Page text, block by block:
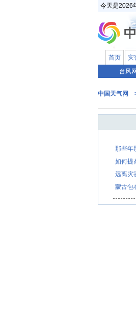
今天是2026
首页 灾
台风网
中国天气网
那些年
如何提
远离灾
蒙古包